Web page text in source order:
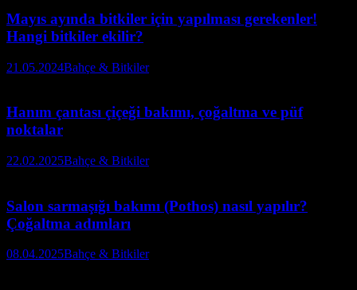
Mayıs ayında bitkiler için yapılması gerekenler!
Hangi bitkiler ekilir?
21.05.2024Bahçe & Bitkiler
Hanım çantası çiçeği bakımı, çoğaltma ve püf
noktalar
22.02.2025Bahçe & Bitkiler
Salon sarmaşığı bakımı (Pothos) nasıl yapılır?
Çoğaltma adımları
08.04.2025Bahçe & Bitkiler